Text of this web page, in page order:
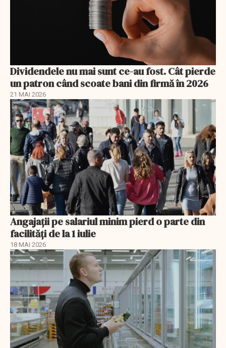
Dividendele nu mai sunt ce-au fost. Cât pierde
un patron când scoate bani din firmă în 2026
21 MAI 2026
Angajații pe salariul minim pierd o parte din
facilități de la 1 iulie
18 MAI 2026